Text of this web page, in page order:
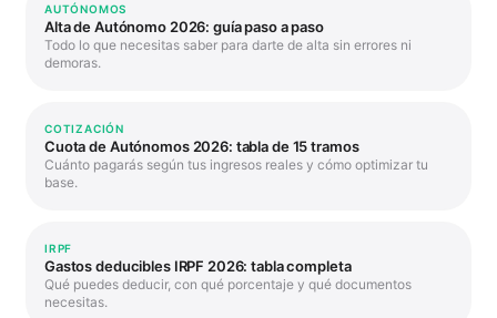
AUTÓNOMOS
Alta de Autónomo 2026: guía paso a paso
Todo lo que necesitas saber para darte de alta sin errores ni
demoras.
COTIZACIÓN
Cuota de Autónomos 2026: tabla de 15 tramos
Cuánto pagarás según tus ingresos reales y cómo optimizar tu
base.
IRPF
Gastos deducibles IRPF 2026: tabla completa
Qué puedes deducir, con qué porcentaje y qué documentos
necesitas.